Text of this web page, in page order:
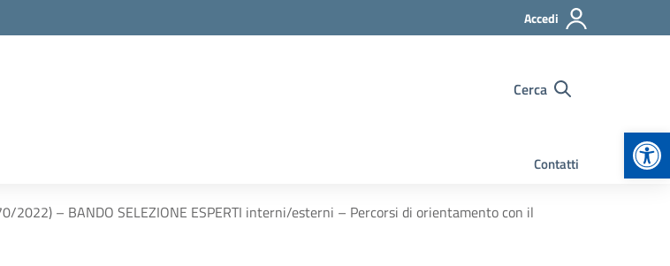
Accedi
Cerca
Contatti
2022) – BANDO SELEZIONE ESPERTI interni/esterni – Percorsi di orientamento con il